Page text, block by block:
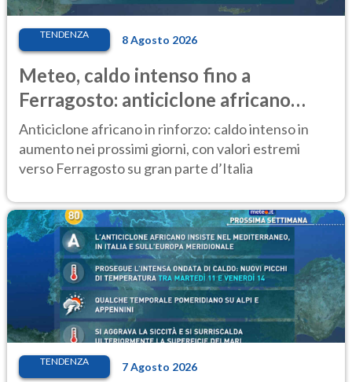
TENDENZA 8 Agosto 2026
Meteo, caldo intenso fino a
Ferragosto: anticiclone africano
ancora protagonista
Anticiclone africano in rinforzo: caldo intenso in
aumento nei prossimi giorni, con valori estremi
verso Ferragosto su gran parte d’Italia
TENDENZA 7 Agosto 2026